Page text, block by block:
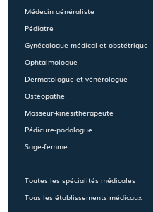
Médecin généraliste
Pédiatre
Gynécologue médical et obstétrique
Ophtalmologue
Dermatologue et vénérologue
Ostéopathe
Masseur-kinésithérapeute
Pédicure-podologue
Sage-femme
Toutes les spécialités médicales
Tous les établissements médicaux